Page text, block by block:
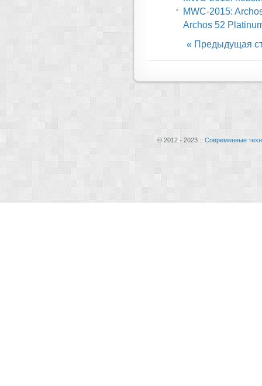
MWC-2015:
Archos 52
« Предыдущая
© 2012 - 2023 :: Современные